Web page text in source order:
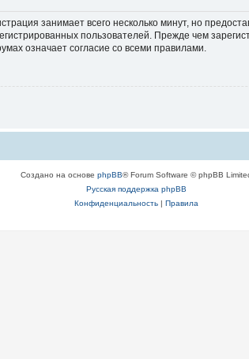
занимает всего несколько минут, но
пользователей. Прежде чем
означает согласие со всеми правилами.
Создано на основе phpBB® Forum Software © phpBB
Русская поддержка phpBB
Конфиденциальность| Правила